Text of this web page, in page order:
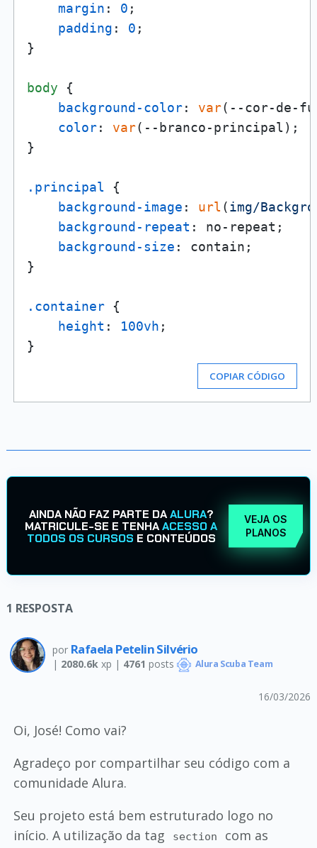
margin : 0 ;
padding : 0 ;
}
body {
background-color: var(--cor-de-
color: var(--branco-principal);
}
.principal {
background-image : url(img/
background-repeat : no-repeat;
background-size : contain;
}
.container {
height : 100vh ;
COPIAR CÓDIGO
AINDA NÃO FAZ PARTE DAALURA?
MATRICULE-SE E TENHAACESSO A
TODOS OS CURSOS E CONTEÚDOS
VEJA OS
PLANOS
1 RESPOSTA
por Rafaela Petelin Silvério
| 2080.6k xp | 4761 posts Alura Scuba Team
16/03/2026
Oi, José! Como vai?
Agradeço por compartilhar seu código com a
comunidade Alura.
Seu projeto está bem estruturado logo no
início. A utilização da tag
section com as